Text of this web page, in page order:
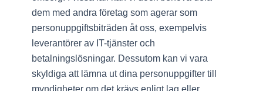
dem med andra företag som agerar som
personuppgiftsbiträden åt oss, exempelvis
leverantörer av IT-tjänster och
betalningslösningar. Dessutom kan vi vara
skyldiga att lämna ut dina personuppgifter till
myndigheter om det krävs enligt lag eller